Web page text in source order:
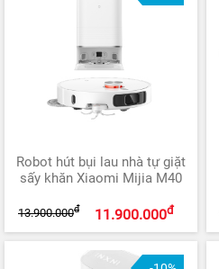
Robot hút bụi lau nhà tự giặt
sấy khăn Xiaomi Mijia M40
11.900.000đ
13.900.000đ